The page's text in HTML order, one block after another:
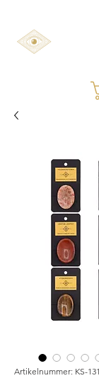
Artikelnummer: KS-131